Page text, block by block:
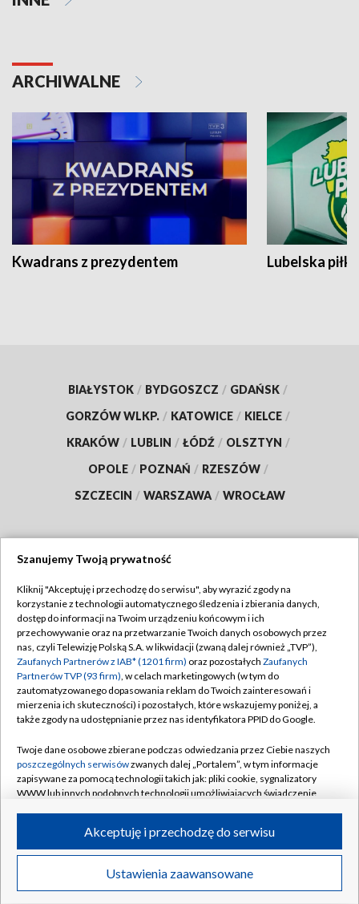
ARCHIWALNE
Kwadrans z prezydentem Lubelska piłka
BIAŁYSTOK / BYDGOSZCZ / GDAŃSK /
GORZÓW WLKP. / KATOWICE / KIELCE /
KRAKÓW / LUBLIN / ŁÓDŹ / OLSZTYN /
OPOLE / POZNAŃ / RZESZÓW /
SZCZECIN / WARSZAWA / WROCŁAW
TVP
Abonament TVP
Emisja w TVP
Centrum informacji TVP
Naziemna Telewizja Cyfrowa
Rada Programowa
System NOS
Informacje o nadawcy
Program dla prasy
Ogłoszenie przetargowe
Regulamin TVP
Polityka prywatności
Moje zgody
Pomoc
Kontakt
Kanały
©2026 Telewizja Polska S.A. w likwidacji
Szanujemy Twoją prywatność
Kliknij "Akceptuję i przechodzę do serwisu", aby wyrazić zgody na
korzystanie z technologii automatycznego śledzenia i zbierania danych,
dostęp do informacji na Twoim urządzeniu końcowym i ich
przechowywanie oraz na przetwarzanie Twoich danych osobowych przez
nas, czyli Telewizję Polską S.A. w likwidacji (zwaną dalej również „TVP”),
Zaufanych Partnerów z IAB* (1201 firm) oraz pozostałych Zaufanych
Partnerów TVP (93 firm), w celach marketingowych (w tym do
zautomatyzowanego dopasowania reklam do Twoich zainteresowań i
mierzenia ich skuteczności) i pozostałych, które wskazujemy poniżej, a
także zgody na udostępnianie przez nas identyfikatora PPID do Google.
Twoje dane osobowe zbierane podczas odwiedzania przez Ciebie naszych
poszczególnych serwisówzwanych dalej „Portalem”, w tym informacje
zapisywane za pomocą technologii takich jak: pliki cookie, sygnalizatory
WWW lub innych podobnych technologii umożliwiających świadczenie
ruchu w Internecie.
Twoje dane osobowe zbierane podczas odwiedzania przez Ciebie
poszczególnych serwisówna Portalu, takie jak adresy IP, identyfikatory
Ustawienia zaawansowane
Akceptuję i przechodzę do serwisu